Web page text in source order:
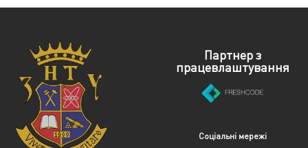
Партнер з
працевлаштування
Соціальні мережі